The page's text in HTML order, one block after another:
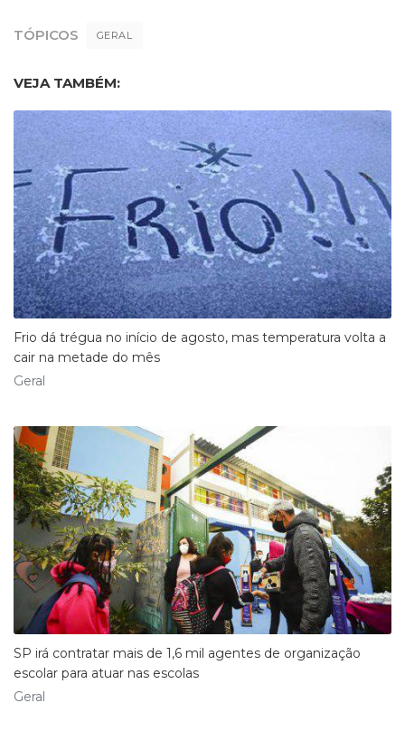
TÓPICOS GERAL
VEJA TAMBÉM:
Frio dá trégua no início de agosto, mas temperatura volta a
cair na metade do mês
Geral
SP irá contratar mais de 1,6 mil agentes de organização
escolar para atuar nas escolas
Geral